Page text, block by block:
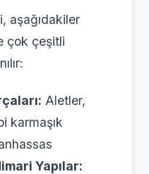
aşağıdakiler
çok çeşitli
Aletler,
karmaşık
Yapılar: